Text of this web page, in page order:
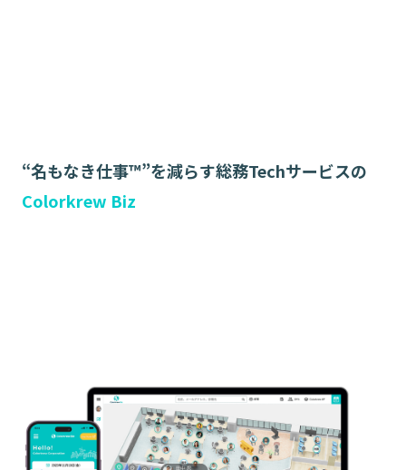
“名もなき仕事™”を減らす総務Techサービスの
Colorkrew Biz